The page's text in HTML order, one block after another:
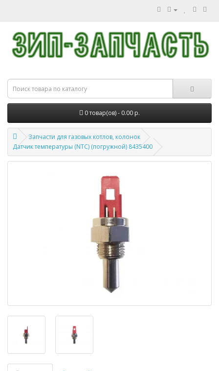
0 товар(ов) - 0.00 р.
Запчасти для газовых котлов, колонок
Датчик температуры (NTC) (погружной) 8435400